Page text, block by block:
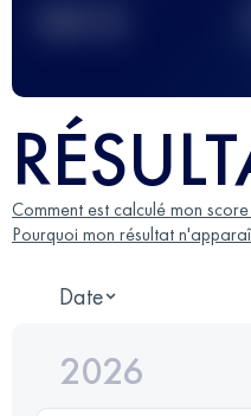
Comment est calculé mon score
Pourquoi mon résultat
Date
2026